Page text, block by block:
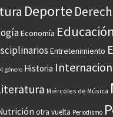
Deporte
Economía Educación
Entretenimiento
género Historia
Miércoles de Música
otra vuelta Periodismo